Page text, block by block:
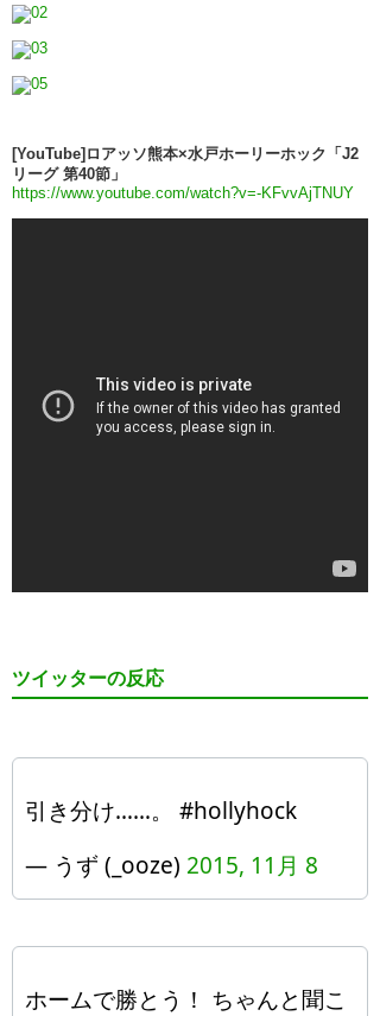
[YouTube]ロアッソ熊本×水戸ホーリーホック「J2
リーグ 第40節」
https://www.youtube.com/watch?v=-KFvvAjTNUY
ツイッターの反応
引き分け……。 #hollyhock
— うず (_ooze) 2015, 11月 8
ホームで勝とう！ ちゃんと聞こ